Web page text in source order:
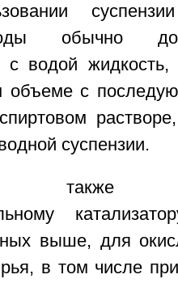
обычно
водой жидкость,
объеме с
суспензии.
также
выше, для
в том числе